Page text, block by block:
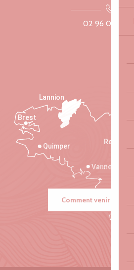
02 96 05 60
Rennes
Vannes
Quimper
Lannion
Brest
Comment venir ?